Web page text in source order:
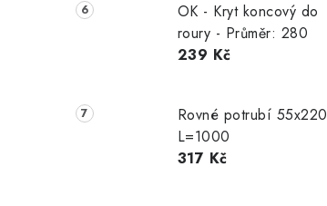
OK - Kryt koncový do
roury - Průměr: 280
239 Kč
Rovné potrubí 55x220
L=1000
317 Kč